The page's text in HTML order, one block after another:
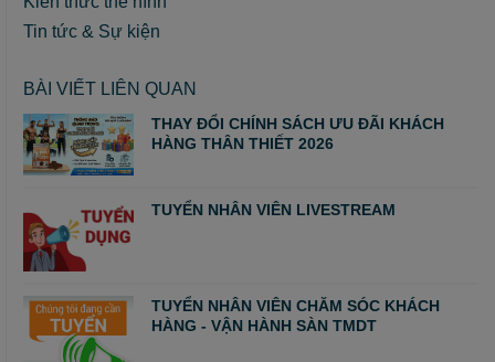
Tin tức & Sự kiện
BÀI VIẾT LIÊN QUAN
THAY ĐỔI CHÍNH SÁCH ƯU ĐÃI KHÁCH
HÀNG THÂN THIẾT 2026
TUYỂN NHÂN VIÊN LIVESTREAM
TUYỂN NHÂN VIÊN CHĂM SÓC KHÁCH
HÀNG - VẬN HÀNH SÀN TMDT